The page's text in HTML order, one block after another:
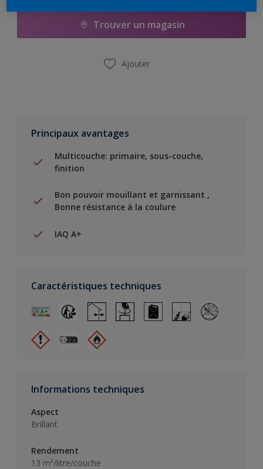
Trouver un magasin
Ajouter
Principaux avantages
Multicouche: primaire, sous-couche,
finition
Bon pouvoir mouillant et garnissant ,
Bonne résistance à la coulure
IAQ A+
Caractéristiques techniques
Informations techniques
Aspect
Brillant
Rendement
13 m²/litre/couche